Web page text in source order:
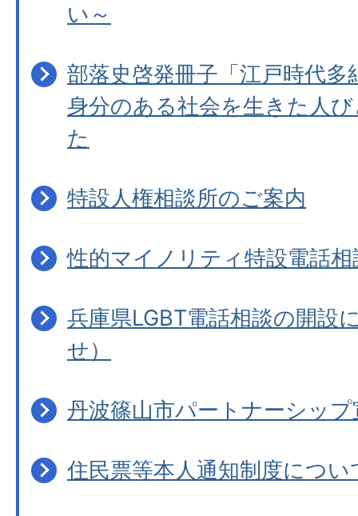
い～
部落史啓発冊子「江戸時代多
身分のある社会を生きた人
た
特設人権相談所のご案内
性的マイノリティ特設電話
兵庫県LGBT電話相談の開設
せ）
丹波篠山市パートナーシッ
住民票等本人通知制度につい